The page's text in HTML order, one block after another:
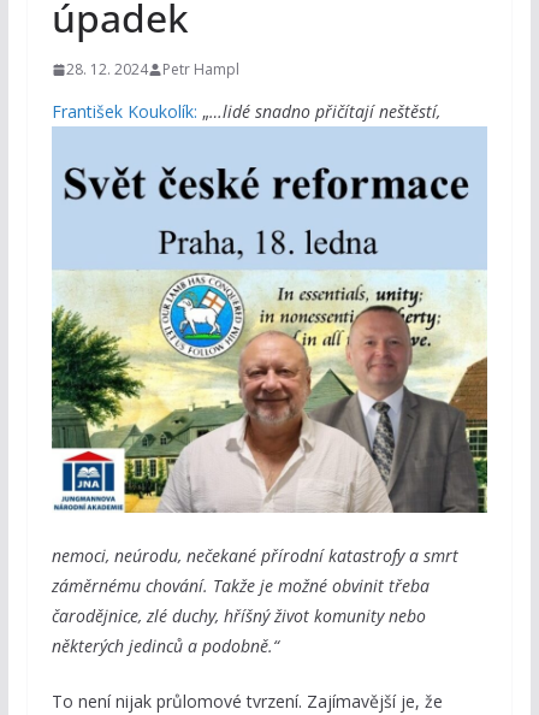
úpadek
28. 12. 2024 Petr Hampl
František Koukolík: „…lidé snadno přičítají neštěstí,
nemoci, neúrodu, nečekané přírodní katastrofy a smrt
záměrnému chování. Takže je možné obvinit třeba
čarodějnice, zlé duchy, hříšný život komunity nebo
některých jedinců a podobně.“
To není nijak průlomové tvrzení. Zajímavější je, že